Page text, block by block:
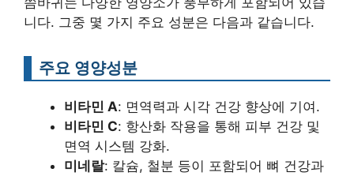
니다. 그중 몇 가지 주요 성분은 다음과 같습니다.
주요 영양성분
비타민 A: 면역력과 시각 건강 향상에 기여.
비타민 C: 항산화 작용을 통해 피부 건강 및
면역 시스템 강화.
미네랄: 칼슘, 철분 등이 포함되어 뼈 건강과